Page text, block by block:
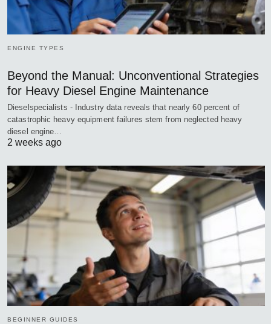
ENGINE TYPES
Beyond the Manual: Unconventional Strategies
for Heavy Diesel Engine Maintenance
Dieselspecialists - Industry data reveals that nearly 60 percent of
catastrophic heavy equipment failures stem from neglected heavy
diesel engine…
2 weeks ago
BEGINNER GUIDES